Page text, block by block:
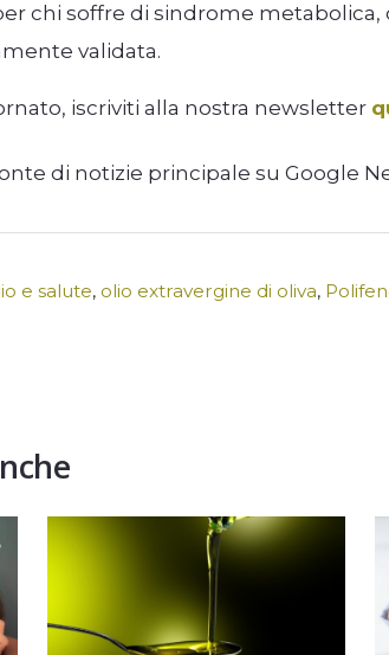
chi soffre di sindrome metabolica,
validata.
iscriviti alla nostra newsletter
di notizie principale su Google
e salute, olio extravergine di oliva,